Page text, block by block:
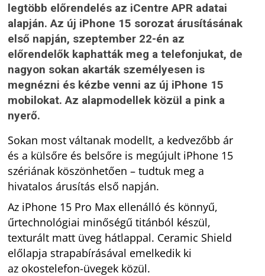
legtöbb előrendelés az iCentre APR adatai
alapján. Az új iPhone 15 sorozat árusításának
első napján, szeptember 22-én az
előrendelők kaphatták meg a telefonjukat, de
nagyon sokan akarták személyesen is
megnézni és kézbe venni az új iPhone 15
mobilokat. Az alapmodellek közül a pink a
nyerő.
Sokan most váltanak modellt, a kedvezőbb ár
és a külsőre és belsőre is megújult iPhone 15
szériának köszönhetően – tudtuk meg a
hivatalos árusítás első napján.
Az iPhone 15 Pro Max ellenálló és könnyű,
űrtechnológiai minőségű titánból készül,
texturált matt üveg hátlappal. Ceramic Shield
előlapja strapabírásával emelkedik ki
az okostelefon-üvegek közül.